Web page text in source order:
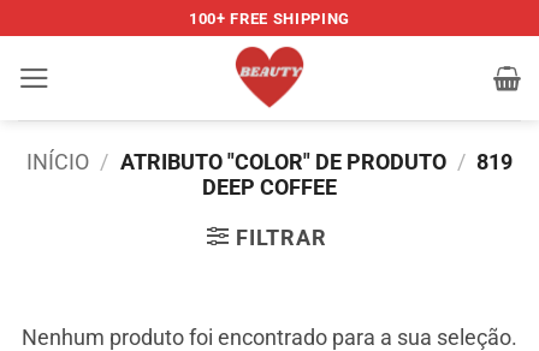
content
100+ FREE SHIPPING
INÍCIO / ATRIBUTO "COLOR" DE PRODUTO / 819
DEEP COFFEE
FILTRAR
Nenhum produto foi encontrado para a sua seleção.